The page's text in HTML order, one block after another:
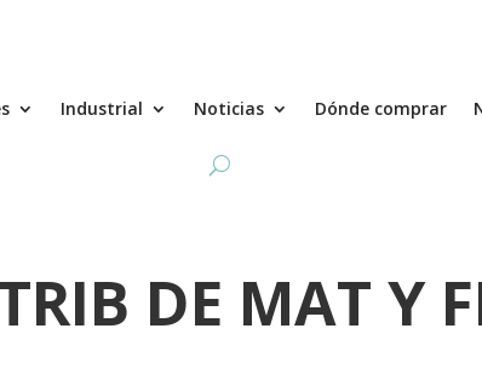
Industrial Noticias Dónde comprar
DE MAT Y